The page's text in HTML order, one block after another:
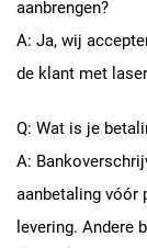
aanbrengen?
A: Ja, wij
de klant met
Q: Wat is je
A:
aanbetaling vóór
levering. Andere